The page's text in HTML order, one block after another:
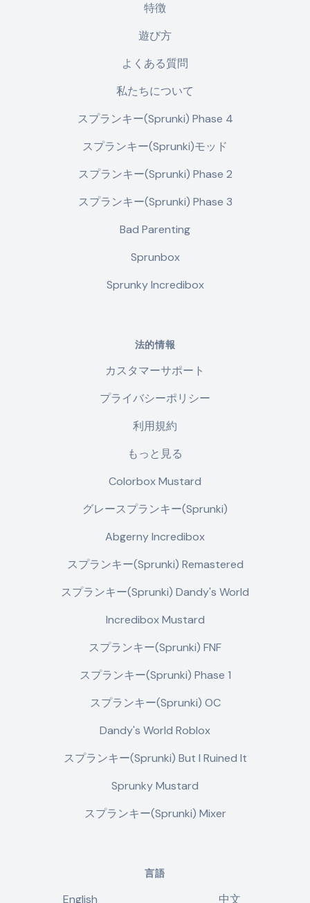
特徴
遊び方
よくある質問
私たちについて
スプランキー(Sprunki) Phase 4
スプランキー(Sprunki)モッド
スプランキー(Sprunki) Phase 2
スプランキー(Sprunki) Phase 3
Bad Parenting
Sprunbox
Sprunky Incredibox
法的情報
カスタマーサポート
プライバシーポリシー
利用規約
もっと見る
Colorbox Mustard
グレースプランキー(Sprunki)
Abgerny Incredibox
スプランキー(Sprunki) Remastered
スプランキー(Sprunki) Dandy's World
Incredibox Mustard
スプランキー(Sprunki) FNF
スプランキー(Sprunki) Phase 1
スプランキー(Sprunki) OC
Dandy's World Roblox
スプランキー(Sprunki) But I Ruined It
Sprunky Mustard
スプランキー(Sprunki) Mixer
言語
English 中文